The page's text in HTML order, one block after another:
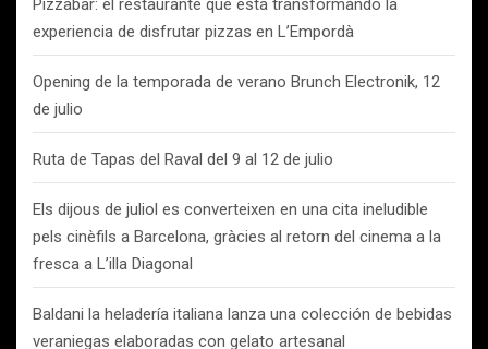
Pizzabar: el restaurante que está transformando la
experiencia de disfrutar pizzas en L’Empordà
Opening de la temporada de verano Brunch Electronik, 12
de julio
Ruta de Tapas del Raval del 9 al 12 de julio
Els dijous de juliol es converteixen en una cita ineludible
pels cinèfils a Barcelona, gràcies al retorn del cinema a la
fresca a L’illa Diagonal
Baldani la heladería italiana lanza una colección de bebidas
veraniegas elaboradas con gelato artesanal